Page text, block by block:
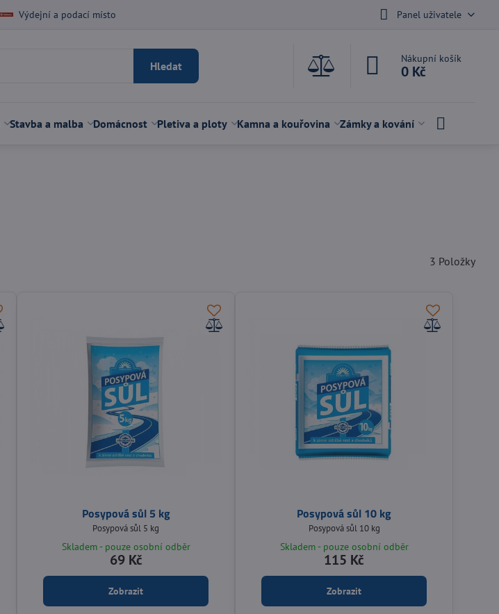
Výdejní a podací místo Panel uživatele
Hledat
Nákupní košík
0 Kč
Stavba a malba Domácnost Pletiva a ploty Kamna a kouřovina Zámky a kování
3 Položky
Posypová sůl 5 kg
Posypová sůl 5 kg
Skladem - pouze osobní odběr
69 Kč
Zobrazit
Posypová sůl 10 kg
Posypová sůl 10 kg
Skladem - pouze osobní odběr
115 Kč
Zobrazit